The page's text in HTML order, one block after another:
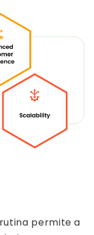
permite a